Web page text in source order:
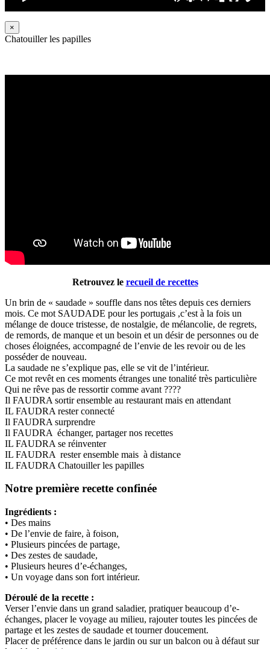
×
Chatouiller les papilles
Retrouvez le recueil de recettes
Un brin de « saudade » souffle dans nos têtes depuis ces derniers
mois. Ce mot SAUDADE pour les portugais ,c’est à la fois un
mélange de douce tristesse, de nostalgie, de mélancolie, de regrets,
de remords, de manque et un besoin et un désir de personnes ou de
choses éloignées, accompagné de l’envie de les revoir ou de les
posséder de nouveau.
La saudade ne s’explique pas, elle se vit de l’intérieur.
Ce mot revêt en ces moments étranges une tonalité très particulière
Qui ne rêve pas de ressortir comme avant ????
Il FAUDRA sortir ensemble au restaurant mais en attendant
IL FAUDRA rester connecté
Il FAUDRA surprendre
Il FAUDRA échanger, partager nos recettes
IL FAUDRA se réinventer
IL FAUDRA rester ensemble mais à distance
IL FAUDRA Chatouiller les papilles
Notre première recette confinée
Ingrédients :
• Des mains
• De l’envie de faire, à foison,
• Plusieurs pincées de partage,
• Des zestes de saudade,
• Plusieurs heures d’e-échanges,
• Un voyage dans son fort intérieur.
Déroulé de la recette :
Verser l’envie dans un grand saladier, pratiquer beaucoup d’e-
échanges, placer le voyage au milieu, rajouter toutes les pincées de
partage et les zestes de saudade et tourner doucement.
Placer de préférence dans le jardin ou sur un balcon ou à défaut sur